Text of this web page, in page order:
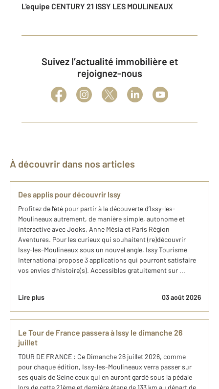
L'equipe CENTURY 21 ISSY LES MOULINEAUX
Suivez l’actualité immobilière et
rejoignez-nous
À découvrir dans nos articles
Des applis pour découvrir Issy
Profitez de l’été pour partir à la découverte d’Issy-les-
Moulineaux autrement, de manière simple, autonome et
interactive avec Jooks, Anne Mésia et Paris Région
Aventures. Pour les curieux qui souhaitent (re)découvrir
Issy-les-Moulineaux sous un nouvel angle, Issy Tourisme
International propose 3 applications qui pourront satisfaire
vos envies d’histoire(s). Accessibles gratuitement sur ...
Lire plus 03 août 2026
Le Tour de France passera à Issy le dimanche 26
juillet
TOUR DE FRANCE : Ce Dimanche 26 juillet 2026, comme
pour chaque édition, Issy-les-Moulineaux verra passer sur
ses quais de Seine ceux qui en auront gardé sous la pédale
lors de cette 21ème et dernière étape de 133 km au départ de